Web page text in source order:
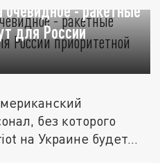
очевидное - ракетные
для России
без которого
на Украине будет...